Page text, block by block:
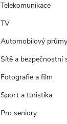
Telekomunikace
TV
Automobilový
Sítě a bezpečnostní
Fotografie a film
Sport a turistika
Pro seniory